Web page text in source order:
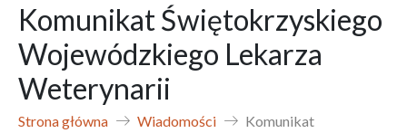
Komunikat Świętokrzyskiego
Wojewódzkiego Lekarza
Weterynarii
Strona główna Wiadomości
Komunikat